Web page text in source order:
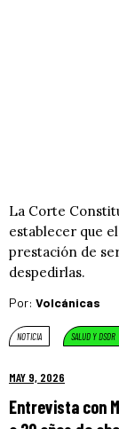
La Corte
establecer que
prestación de
despedirlas.
Por: Volcánicas
NOTICIA SALUD Y DSDR
MAY 9, 2026
Entrevista con